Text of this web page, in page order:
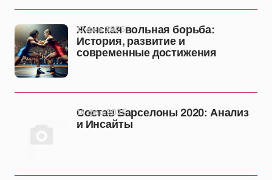
Женская вольная борьба:
История, развитие и
современные достижения
17 фев 2025
Состав Барселоны 2020: Анализ
и Инсайты
14 фев 2025